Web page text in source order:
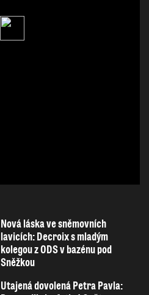
Nová láska ve sněmovních
lavicích: Decroix s mladým
kolegou z ODS v bazénu pod
Sněžkou
Utajená dovolená Petra Pavla: